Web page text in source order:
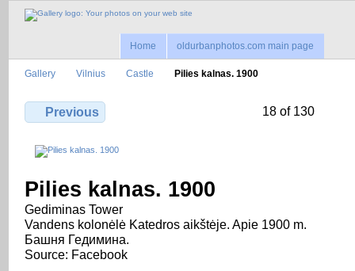
Home oldurbanphotos.com main page
Gallery Vilnius Castle Pilies kalnas. 1900
Previous 18 of 130
Pilies kalnas. 1900
Gediminas Tower
Vandens kolonėlė Katedros aikštėje. Apie 1900 m.
Башня Гедимина.
Source: Facebook